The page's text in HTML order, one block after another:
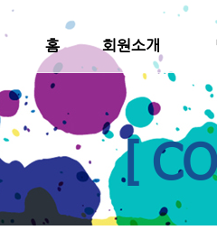
홈 회원소개
[